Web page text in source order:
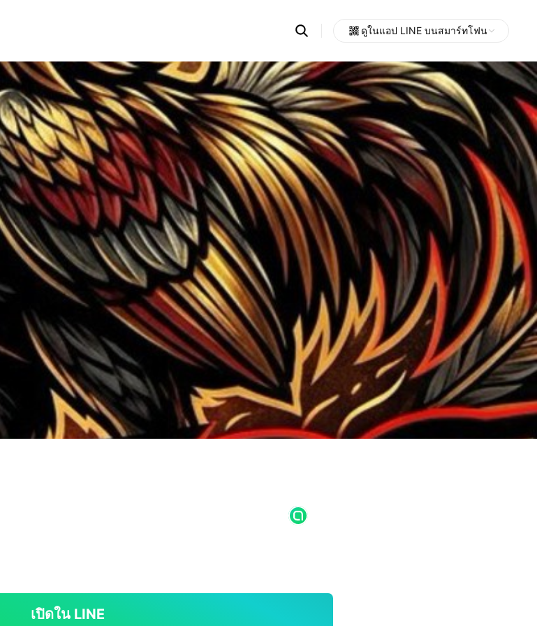
Search
OpenChats
messages
search
area
ดูในแอป LINE บนสมาร์ทโฟน
เปิดใน LINE